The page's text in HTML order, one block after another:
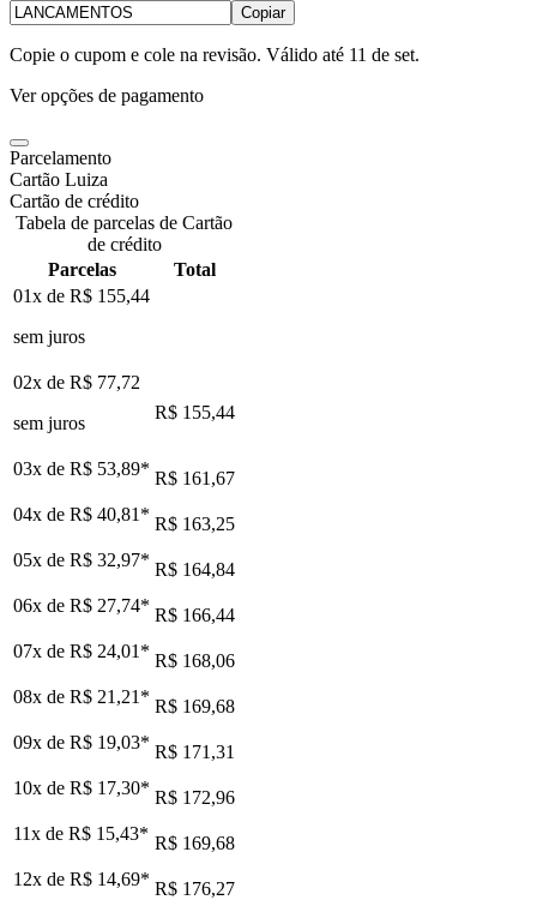
Copiar
Copie o cupom e cole na revisão. Válido até 11 de set.
Ver opções de pagamento
Parcelamento
Cartão Luiza
Cartão de crédito
Tabela de parcelas de Cartão
de crédito
Parcelas
Total
01x de R$ 155,44
sem juros
02x de R$ 77,72
sem juros
R$ 155,44
03x de R$ 53,89* R$ 161,67
04x de R$ 40,81 * R$ 163,25
05x de R$ 32,97* R$ 164,84
06x de R$ 27,74* R$ 166,44
07x de R$ 24,01 * R$ 168,06
08x de R$ 21,21 * R$ 169,68
09x de R$ 19,03* R$ 171,31
10x de R$ 17,30* R$ 172,96
11x de R$ 15,43* R$ 169,68
12x de R$ 14,69* R$ 176,27